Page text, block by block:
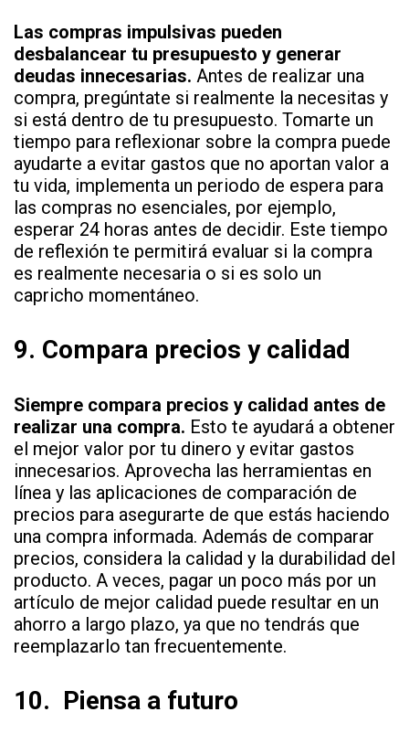
Las compras impulsivas pueden
desbalancear tu presupuesto y generar
deudas innecesarias. Antes de realizar una
compra, pregúntate si realmente la necesitas y
si está dentro de tu presupuesto. Tomarte un
tiempo para reflexionar sobre la compra puede
ayudarte a evitar gastos que no aportan valor a
tu vida, implementa un periodo de espera para
las compras no esenciales, por ejemplo,
esperar 24 horas antes de decidir. Este tiempo
de reflexión te permitirá evaluar si la compra
es realmente necesaria o si es solo un
capricho momentáneo.
9. Compara precios y calidad
Siempre compara precios y calidad antes de
realizar una compra. Esto te ayudará a obtener
el mejor valor por tu dinero y evitar gastos
innecesarios. Aprovecha las herramientas en
línea y las aplicaciones de comparación de
precios para asegurarte de que estás haciendo
una compra informada. Además de comparar
precios, considera la calidad y la durabilidad del
producto. A veces, pagar un poco más por un
artículo de mejor calidad puede resultar en un
ahorro a largo plazo, ya que no tendrás que
reemplazarlo tan frecuentemente.
10. Piensa a futuro